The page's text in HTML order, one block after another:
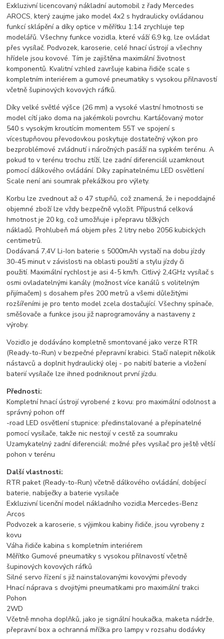
Exkluzivní licencovaný nákladní automobil z řady Mercedes
AROCS, který zaujme jako model 4x2 s hydraulicky ovládanou
funkcí sklápění a díky optice v měřítku 1:14 zrychluje tep
modelářů. Všechny funkce vozidla, které váží 6,9 kg, lze ovládat
přes vysílač. Podvozek, karoserie, celé hnací ústrojí a všechny
hřídele jsou kovové. Tím je zajištěna maximální životnost
komponentů. Kvalitní vzhled završuje kabina řidiče scale s
kompletním interiérem a gumové pneumatiky s vysokou přilnavostí
včetně šupinových kovových ráfků.
Díky velké světlé výšce (26 mm) a vysoké vlastní hmotnosti se
model cítí jako doma na jakémkoli povrchu. Kartáčovaný motor
540 s vysokým kroutícím momentem 55T ve spojení s
vícestupňovou převodovkou poskytuje dostatečný výkon pro
bezproblémové zvládnutí i náročných pasáží na sypkém terénu. A
pokud to v terénu trochu ztíží, lze zadní diferenciál uzamknout
pomocí dálkového ovládání. Díky zapínatelnému LED osvětlení
Scale není ani soumrak překážkou pro výlety.
Korbu lze zvednout až o 47 stupňů, což znamená, že i nepoddajné
objemné zboží lze vždy bezpečně vyložit. Přípustná celková
hmotnost je 20 kg, což umožňuje i přepravu těžkých
nákladů. Prohlubeň má objem přes 2 litry nebo 2056 kubických
centimetrů.
Dodávaná 7,4V Li-Ion baterie s 5000mAh vystačí na dobu jízdy
30-45 minut v závislosti na oblasti použití a stylu jízdy či
použití. Maximální rychlost je asi 4-5 km/h. Citlivý 2,4GHz vysílač s
osmi ovladatelnými kanály (možnost více kanálů s volitelným
přijímačem) s dosahem přes 200 metrů a všemi důležitými
rozšířeními je pro tento model zcela dostačující. Všechny spínače,
směšovače a funkce jsou již naprogramovány a nastaveny z
výroby.
Vozidlo je dodáváno kompletně smontované jako verze RTR
(Ready-to-Run) v bezpečné přepravní krabici. Stačí nalepit několik
nástavců a doplnit hydraulický olej - po nabití baterie a vložení
baterií vysílače lze ihned podniknout první jízdu.
Přednosti:
Kompletní hnací ústrojí vyrobené z kovu: pro maximální odolnost a
správný pohon off
-road LED osvětlení stupnice: předinstalované a přepínatelné
pomocí vysílače, takže nic nestojí v cestě za soumraku
Uzamykatelný zadní diferenciál: možné přes vysílač pro ještě větší
pohon v terénu
Další vlastnosti:
RTR paket (Ready-to-Run) včetně dálkového ovládání, dobíjecí
baterie, nabíječky a baterie vysílače
Exkluzivní licenční model nákladního vozidla Mercedes-Benz
Arcos
Podvozek a karoserie, s výjimkou kabiny řidiče, jsou vyrobeny z
kovu
Váha řidiče kabina s kompletním interiérem
Měřítko Gumové pneumatiky s vysokou přilnavostí včetně
šupinových kovových ráfků
Silné servo řízení s již nainstalovanými kovovými převody
Hnací náprava s dvojitými pneumatikami pro maximální trakci
Pohon
2WD
Včetně mnoha doplňků, jako je signální houkačka, maketa nádrže,
přepravní box a ochranná mřížka pro lampy v rozsahu dodávky